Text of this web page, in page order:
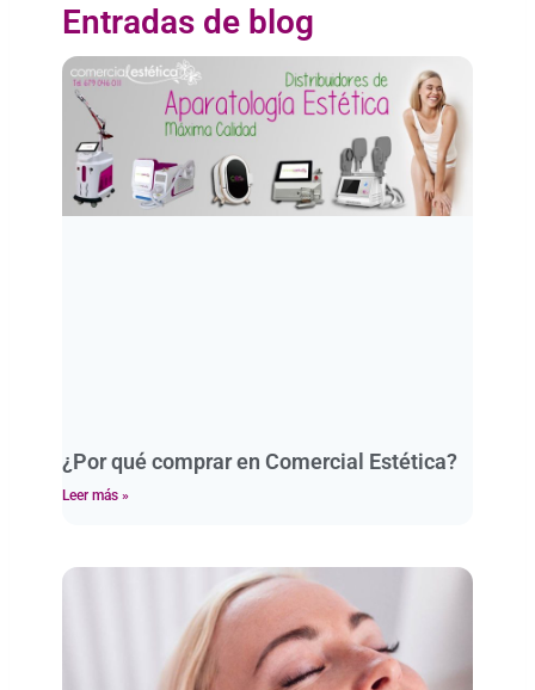
Entradas de blog
¿Por qué comprar en Comercial Estética?
Leer más »